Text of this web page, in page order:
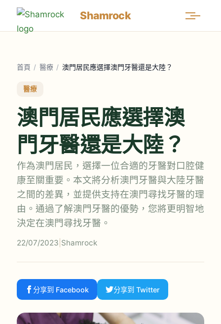
Shamrock
首頁 / 醫療 / 澳門居民應選擇澳門牙醫還是大陸？
醫療
澳門居民應選擇澳
門牙醫還是大陸？
作為澳門居民，選擇一位合適的牙醫對口腔健
康至關重要。本文將分析澳門牙醫與大陸牙醫
之間的差異，並提供支持在澳門尋找牙醫的理
由。通過了解澳門牙醫的優勢，您將更明智地
決定在澳門尋找牙醫。
22/07/2023 Shamrock
分享到 Facebook 分享到 Twitter